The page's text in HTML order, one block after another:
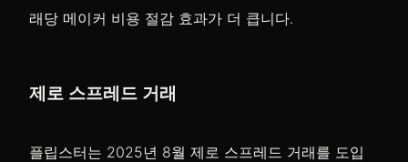
래당 메이커 비용 절감 효과가 더 큽니다.
제로 스프레드 거래
플립스터는 2025년 8월 제로 스프레드 거래를 도입